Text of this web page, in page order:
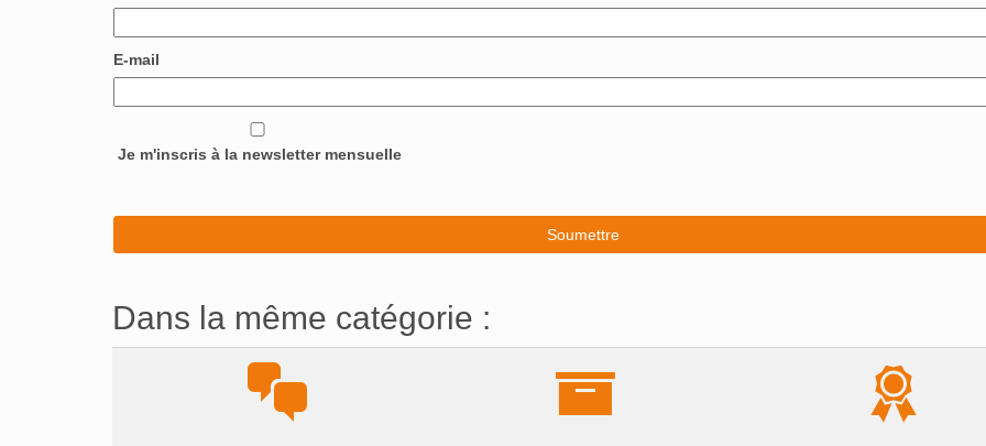
E-mail
Je m'inscris à la newsletter mensuelle
Dans la même catégorie :